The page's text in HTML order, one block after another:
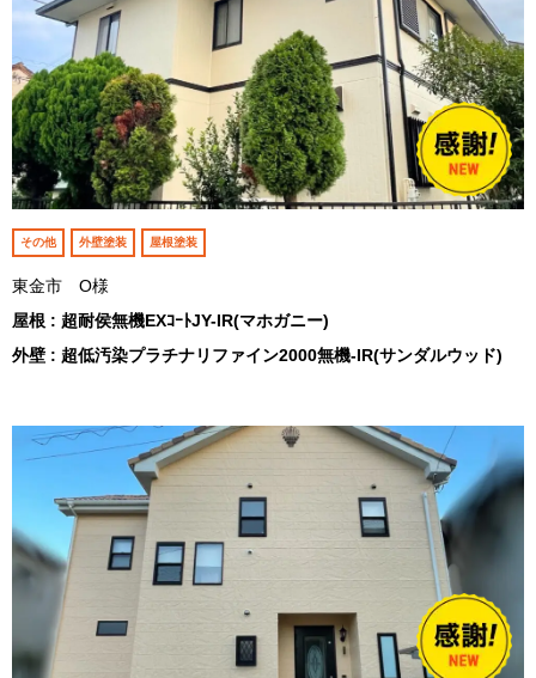
その他 外壁塗装 屋根塗装
東金市 O様
屋根 : 超耐侯無機EXｺｰﾄJY-IR(マホガニー)
外壁 : 超低汚染プラチナリファイン2000無機-IR(サンダルウッド)